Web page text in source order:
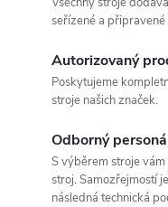
seřízené a
Autorizovaný
Poskytujeme
stroje našich značek.
Odborný
S výběrem stroje
stroj. Samozřejmostí
následná technická